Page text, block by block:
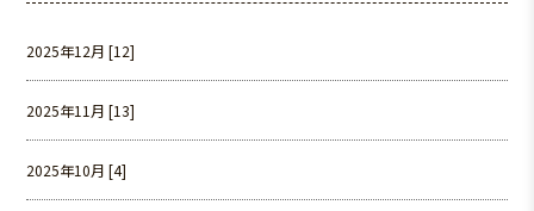
2025年12月 [12]
2025年11月 [13]
2025年10月 [4]